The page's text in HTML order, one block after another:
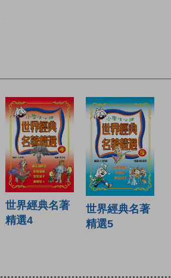
世界經典名著
精選4
世界經典名著
精選5